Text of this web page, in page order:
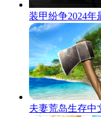
装甲纷争2024年
夫妻荒岛生存中